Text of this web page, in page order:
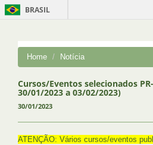
BRASIL
Home Notícia
Cursos/Eventos selecionados
30/01/2023 a 03/02/2023)
30/01/2023
ATENÇÃO: Vários cursos/eventos